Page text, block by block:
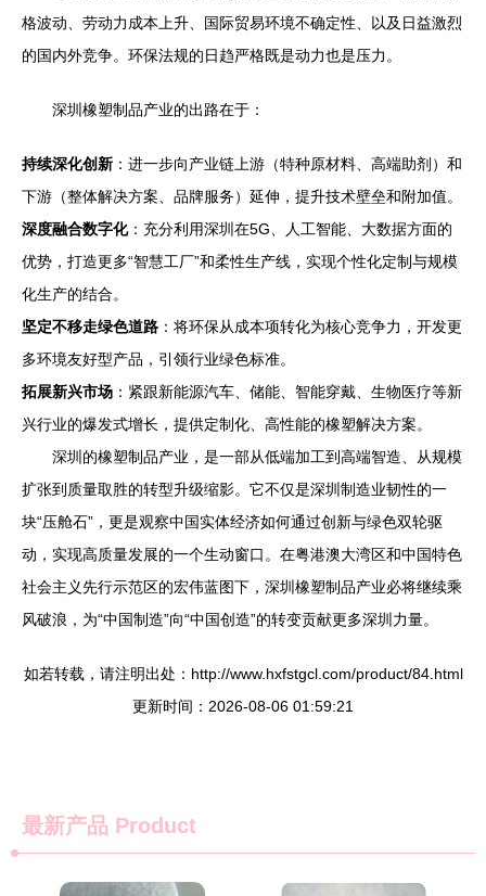
格波动、劳动力成本上升、国际贸易环境不确定性、以及日益激烈
的国内外竞争。环保法规的日趋严格既是动力也是压力。
深圳橡塑制品产业的出路在于：
持续深化创新 ：进一步向产业链上游（特种原材料、高端助剂）和
下游（整体解决方案、品牌服务）延伸，提升技术壁垒和附加值。
深度融合数字化：充分利用深圳在5G、人工智能、大数据方面的
优势，打造更多“智慧工厂”和柔性生产线，实现个性化定制与规模
化生产的结合。
坚定不移走绿色道路 ：将环保从成本项转化为核心竞争力，开发更
多环境友好型产品，引领行业绿色标准。
拓展新兴市场 ：紧跟新能源汽车、储能、智能穿戴、生物医疗等新
兴行业的爆发式增长，提供定制化、高性能的橡塑解决方案。
深圳的橡塑制品产业，是一部从低端加工到高端智造、从规模
扩张到质量取胜的转型升级缩影。它不仅是深圳制造业韧性的一
块“压舱石”，更是观察中国实体经济如何通过创新与绿色双轮驱
动，实现高质量发展的一个生动窗口。在粤港澳大湾区和中国特色
社会主义先行示范区的宏伟蓝图下，深圳橡塑制品产业必将继续乘
风破浪，为“中国制造”向“中国创造”的转变贡献更多深圳力量。
如若转载，请注明出处：http://www.hxfstgcl.com/product/84.html
更新时间：2026-08-06 01:59:21
最新产品 Product